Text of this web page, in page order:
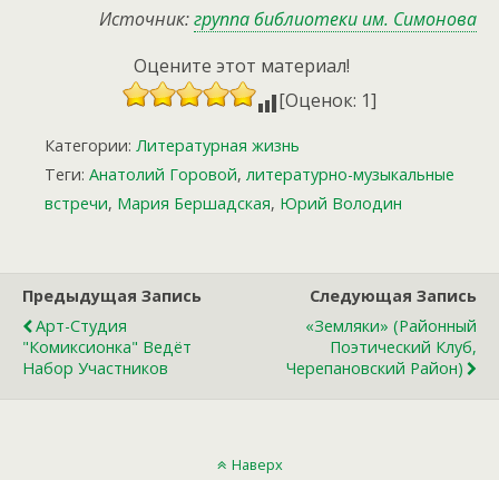
Источник:группа библиотеки им. Симонова
Оцените этот материал!
[Оценок: 1]
Категории: Литературная жизнь
Теги: Анатолий Горовой, литературно-музыкальные
встречи, Мария Бершадская, Юрий Володин
Предыдущая Запись
Арт-Студия
"Комиксионка" Ведёт
Набор Участников
Следующая Запись
«Земляки» (районный
Поэтический Клуб,
Черепановский Район)
Наверх